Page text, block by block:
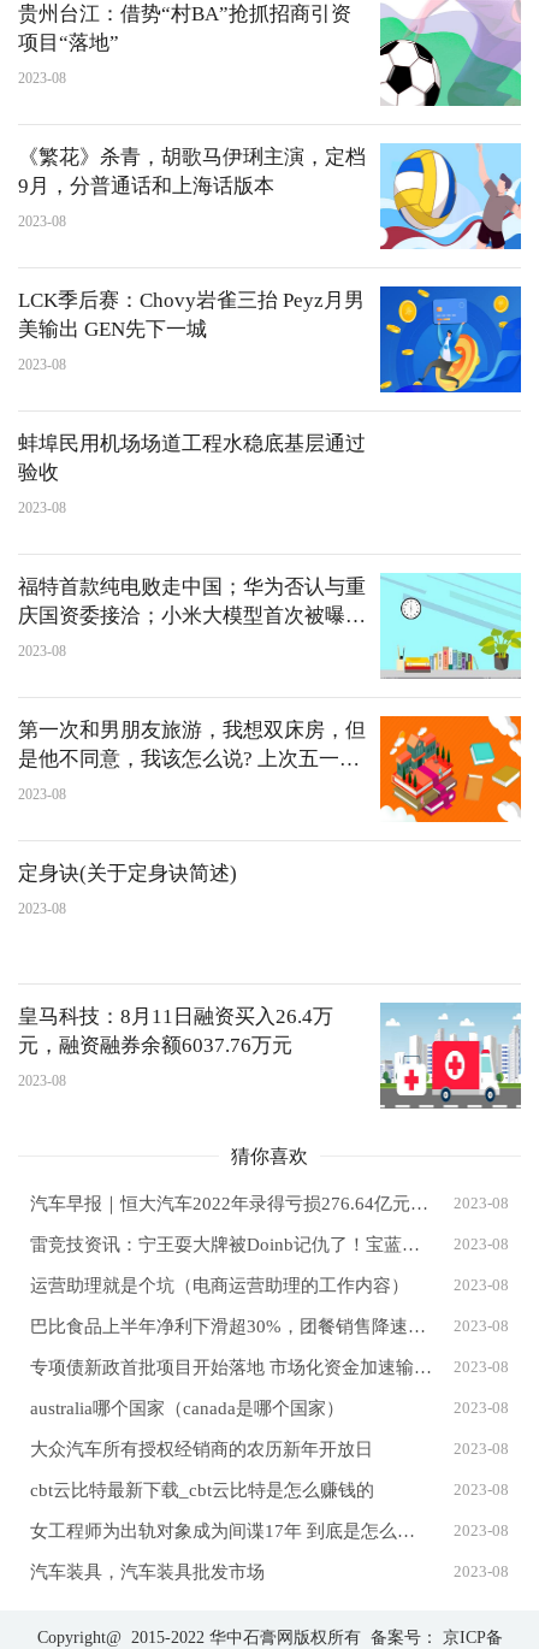
贵州台江：借势“村BA”抢抓招商引资
项目“落地”
2023-08
《繁花》杀青，胡歌马伊琍主演，定档
9月，分普通话和上海话版本
2023-08
LCK季后赛：Chovy岩雀三抬 Peyz月男
美输出 GEN先下一城
2023-08
蚌埠民用机场场道工程水稳底基层通过
验收
2023-08
福特首款纯电败走中国；华为否认与重
庆国资委接洽；小米大模型首次被曝光
｜Do早报
2023-08
第一次和男朋友旅游，我想双床房，但
是他不同意，我该怎么说? 上次五一旅
行我...
2023-08
定身诀(关于定身诀简述)
2023-08
皇马科技：8月11日融资买入26.4万
元，融资融券余额6037.76万元
2023-08
猜你喜欢
汽车早报｜恒大汽车2022年录得亏损276.64亿元 长安福特拟与长安汽车设立新能源合营公司 2023-08
雷竞技资讯：宁王耍大牌被Doinb记仇了！宝蓝公开两人私下恩怨 2023-08
运营助理就是个坑（电商运营助理的工作内容） 2023-08
巴比食品上半年净利下滑超30%，团餐销售降速，刘会平新开店668家 2023-08
专项债新政首批项目开始落地 市场化资金加速输血重大基建项目 2023-08
australia哪个国家（canada是哪个国家） 2023-08
大众汽车所有授权经销商的农历新年开放日 2023-08
cbt云比特最新下载_cbt云比特是怎么赚钱的 2023-08
女工程师为出轨对象成为间谍17年 到底是怎么回事？ 2023-08
汽车装具，汽车装具批发市场 2023-08
Copyright@ 2015-2022 华中石膏网版权所有 备案号： 京ICP备